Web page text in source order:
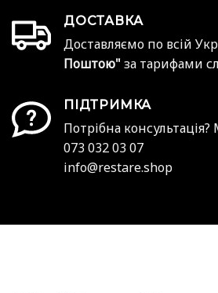
ДОСТАВКА
Доставляємо по всій
Поштою" за тарифами
ПІДТРИМКА
Потрібна
073 032 03 07
info@restare.shop